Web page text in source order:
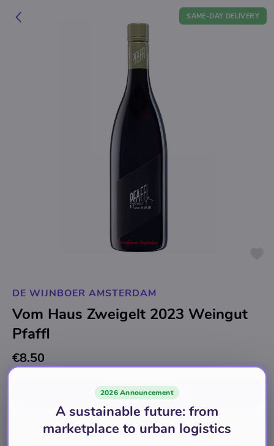
SAME-DAY DELIVERY
DE WIJNBOER AMSTERDAM
Vom Haus Zweigelt 2023 Weingut
Pfaffl
€8.50
Add to cartfor€8.50
2026 Announcement
A sustainable future: from
marketplace to urban logistics